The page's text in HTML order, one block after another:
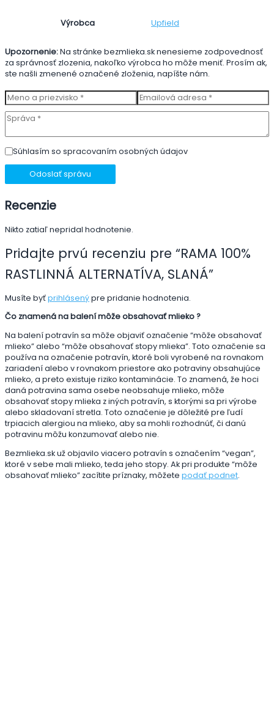
Výrobca Upfield
Upozornenie:Na stránke bezmlieka.sk nenesieme zodpovednosť
za správnosť zlozenia, nakoľko výrobca ho môže meniť. Prosím ak,
ste našli zmenené označené zloženia, napíšte nám.
Súhlasím so spracovaním osobných údajov
Odoslať správu
Recenzie
Nikto zatiaľ nepridal hodnotenie.
Pridajte prvú recenziu pre “RAMA 100%
RASTLINNÁ ALTERNATÍVA, SLANÁ”
Musíte byťprihlásenýpre pridanie hodnotenia.
Čo znamená na balení môže obsahovať mlieko ?
Na balení potravín sa môže objaviť označenie “môže obsahovať
mlieko” alebo “môže obsahovať stopy mlieka”. Toto označenie sa
používa na označenie potravín, ktoré boli vyrobené na rovnakom
zariadení alebo v rovnakom priestore ako potraviny obsahujúce
mlieko, a preto existuje riziko kontaminácie. To znamená, že hoci
daná potravina sama osebe neobsahuje mlieko, môže
obsahovať stopy mlieka z iných potravín, s ktorými sa pri výrobe
alebo skladovaní stretla. Toto označenie je dôležité pre ľudí
trpiacich alergiou na mlieko, aby sa mohli rozhodnúť, či danú
potravinu môžu konzumovať alebo nie.
Bezmlieka.sk už objavilo viacero potravín s označením “vegan”,
ktoré v sebe mali mlieko, teda jeho stopy. Ak pri produkte “môže
obsahovať mlieko” zacítite príznaky, môžete podať podnet.